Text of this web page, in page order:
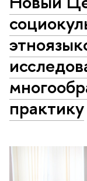
практику